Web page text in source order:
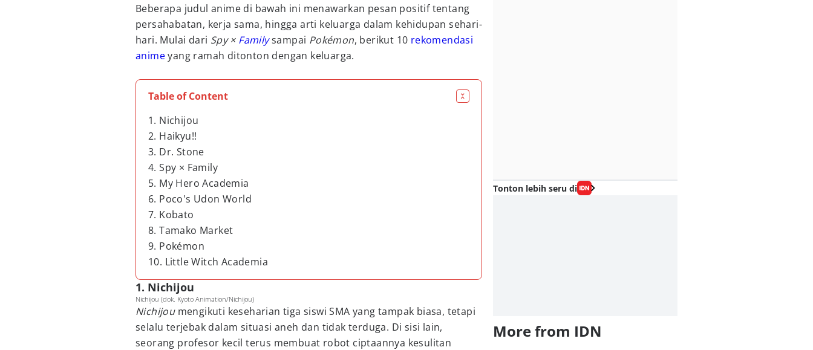
Beberapa judul anime di bawah ini menawarkan pesan positif tentang
persahabatan, kerja sama, hingga arti keluarga dalam kehidupan sehari-
hari. Mulai dari Spy × Familysampai Pokémon, berikut 10 rekomendasi
animeyang ramah ditonton dengan keluarga.
Table of Content
1. Nichijou
2. Haikyu!!
3. Dr. Stone
4. Spy × Family
5. My Hero Academia
6. Poco's Udon World
7. Kobato
8. Tamako Market
9. Pokémon
10. Little Witch Academia
1. Nichijou
Nichijou (dok. Kyoto Animation/Nichijou)
Nichijoumengikuti keseharian tiga siswi SMA yang tampak biasa, tetapi
selalu terjebak dalam situasi aneh dan tidak terduga. Di sisi lain,
seorang profesor kecil terus membuat robot ciptaannya kesulitan
Tonton lebih seru di
More from IDN